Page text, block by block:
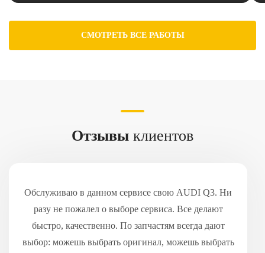
СМОТРЕТЬ ВСЕ РАБОТЫ
Отзывы клиентов
Обслуживаю в данном сервисе свою AUDI Q3. Ни
разу не пожалел о выборе сервиса. Все делают
быстро, качественно. По запчастям всегда дают
выбор: можешь выбрать оригинал, можешь выбрать